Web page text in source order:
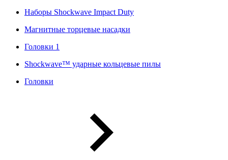
Наборы Shockwave Impact Duty
Магнитные торцевые насадки
Головки 1
Shockwave™ ударные кольцевые пилы
Головки